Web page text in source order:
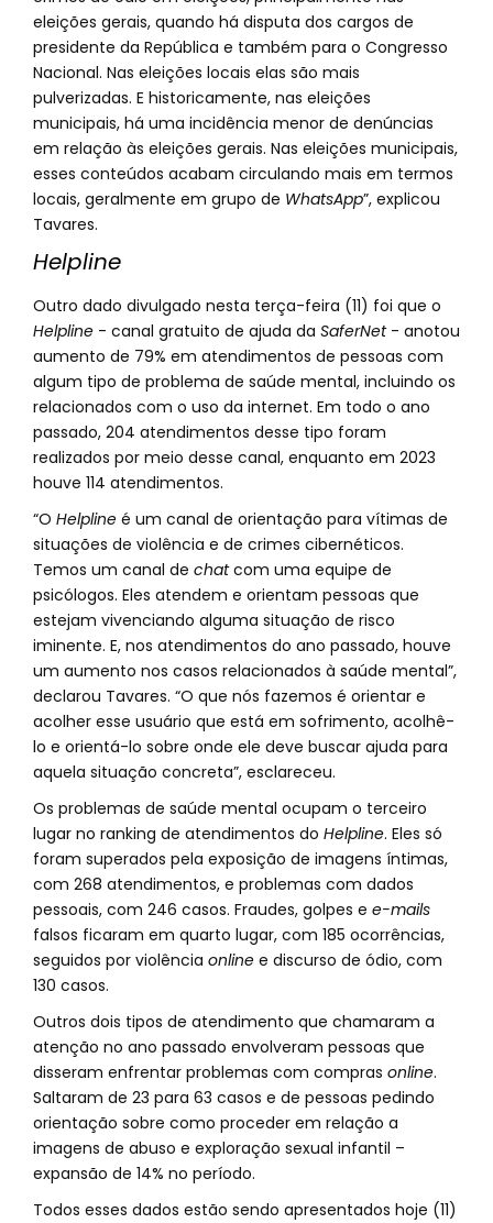
eleições gerais, quando há disputa dos cargos de
presidente da República e também para o Congresso
Nacional. Nas eleições locais elas são mais
pulverizadas. E historicamente, nas eleições
municipais, há uma incidência menor de denúncias
em relação às eleições gerais. Nas eleições municipais,
esses conteúdos acabam circulando mais em termos
locais, geralmente em grupo de WhatsApp”, explicou
Tavares.
Helpline
Outro dado divulgado nesta terça-feira (11) foi que o
Helpline - canal gratuito de ajuda da SaferNet - anotou
aumento de 79% em atendimentos de pessoas com
algum tipo de problema de saúde mental, incluindo os
relacionados com o uso da internet. Em todo o ano
passado, 204 atendimentos desse tipo foram
realizados por meio desse canal, enquanto em 2023
houve 114 atendimentos.
“O Helpline é um canal de orientação para vítimas de
situações de violência e de crimes cibernéticos.
Temos um canal de chatcom uma equipe de
psicólogos. Eles atendem e orientam pessoas que
estejam vivenciando alguma situação de risco
iminente. E, nos atendimentos do ano passado, houve
um aumento nos casos relacionados à saúde mental”,
declarou Tavares. “O que nós fazemos é orientar e
acolher esse usuário que está em sofrimento, acolhê-
lo e orientá-lo sobre onde ele deve buscar ajuda para
aquela situação concreta”, esclareceu.
Os problemas de saúde mental ocupam o terceiro
lugar no ranking de atendimentos do Helpline. Eles só
foram superados pela exposição de imagens íntimas,
com 268 atendimentos, e problemas com dados
pessoais, com 246 casos. Fraudes, golpes e e-mails
falsos ficaram em quarto lugar, com 185 ocorrências,
seguidos por violência online e discurso de ódio, com
130 casos.
Outros dois tipos de atendimento que chamaram a
atenção no ano passado envolveram pessoas que
disseram enfrentar problemas com compras online.
Saltaram de 23 para 63 casos e de pessoas pedindo
orientação sobre como proceder em relação a
imagens de abuso e exploração sexual infantil –
expansão de 14% no período.
Todos esses dados estão sendo apresentados hoje (11)